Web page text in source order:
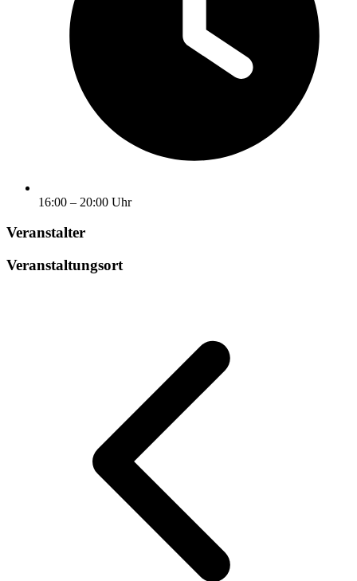
16:00 – 20:00 Uhr
Veranstalter
Veranstaltungsort